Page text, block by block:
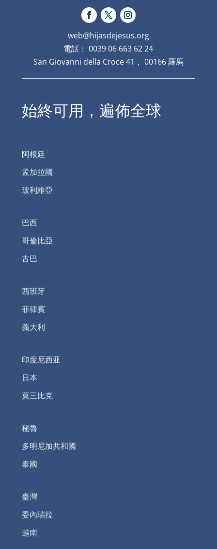
web@hijasdejesus.org
電話： 0039 06 663 62 24
San Giovanni della Croce 41， 00166 羅馬
始終可用，遍佈全球
阿根廷
孟加拉國
玻利維亞
巴西
哥倫比亞
古巴
西班牙
菲律賓
義大利
印度尼西亚
日本
莫三比克
秘魯
多明尼加共和國
泰國
臺灣
委內瑞拉
越南